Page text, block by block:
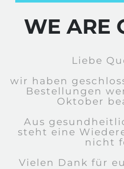
WE ARE
Liebe
wir haben
Bestellungen
Oktober
Aus
steht eine
nicht
Vielen Dank für